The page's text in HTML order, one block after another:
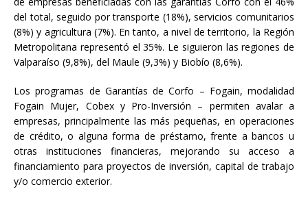
del total, seguido por transporte (18%), servicios comunitarios
(8%) y agricultura (7%). En tanto, a nivel de territorio, la Región
Metropolitana representó el 35%. Le siguieron las regiones de
Valparaíso (9,8%), del Maule (9,3%) y Biobío (8,6%).
Los programas de Garantías de Corfo – Fogain, modalidad
Fogain Mujer, Cobex y Pro-Inversión – permiten avalar a
empresas, principalmente las más pequeñas, en operaciones
de crédito, o alguna forma de préstamo, frente a bancos u
otras instituciones financieras, mejorando su acceso a
financiamiento para proyectos de inversión, capital de trabajo
y/o comercio exterior.